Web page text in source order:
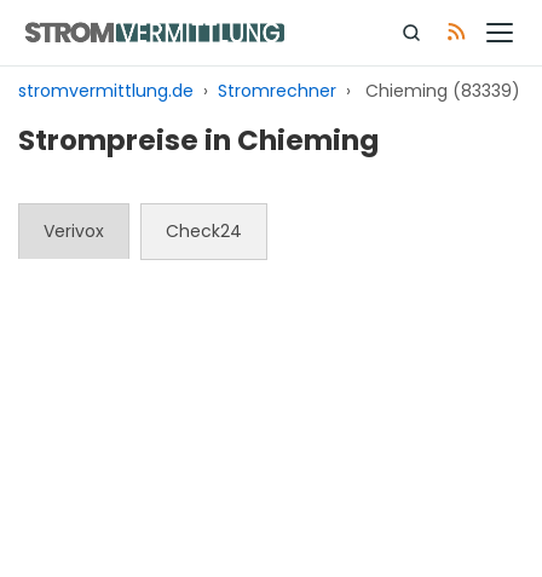
Inhalt
springen
stromvermittlung.de › Stromrechner › Chieming (83339)
Strompreise in Chieming
Verivox Check24